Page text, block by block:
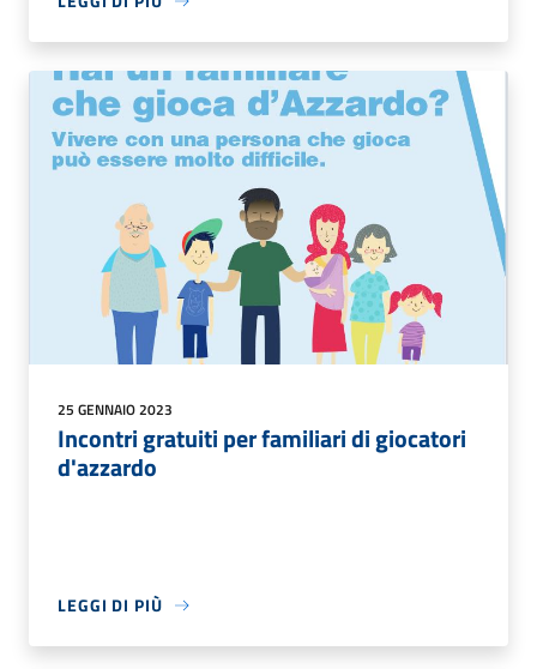
25 GENNAIO 2023
Incontri gratuiti per familiari di giocatori
d'azzardo
LEGGI DI PIÙ